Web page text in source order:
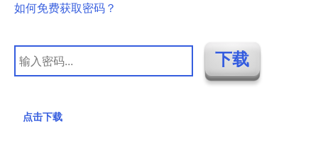
如何免费获取密码？
点击下载